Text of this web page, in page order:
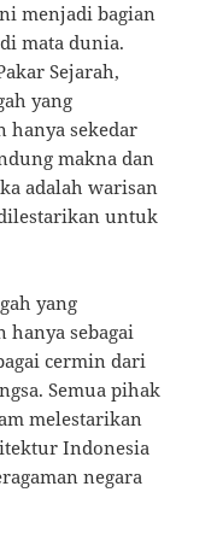
menjadi bagian
mata dunia.
Sejarah,
yang
hanya sekedar
makna dan
adalah warisan
untuk
yang
hanya sebagai
cermin dari
Semua pihak
melestarikan
Indonesia
negara